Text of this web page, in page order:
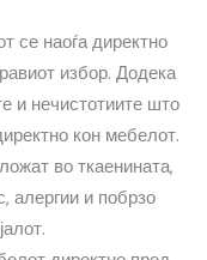
се наоѓа директно
избор. Додека
и нечистотиите што
кон мебелот.
во ткаенината,
алергии и побрзо